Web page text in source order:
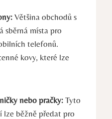
Většina obchodů s
sběrná místa pro
telefonů.
kovy, které lze
nebo pračky:Tyto
lze běžně předat pro